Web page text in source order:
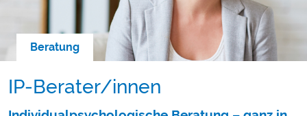
Beratung
IP-Berater/innen